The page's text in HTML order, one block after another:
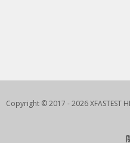
Copyright © 2017 - 2026 XFASTEST